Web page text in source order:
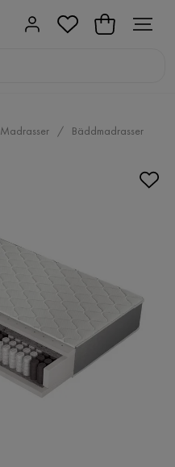
Madrasser Bäddmadrasser